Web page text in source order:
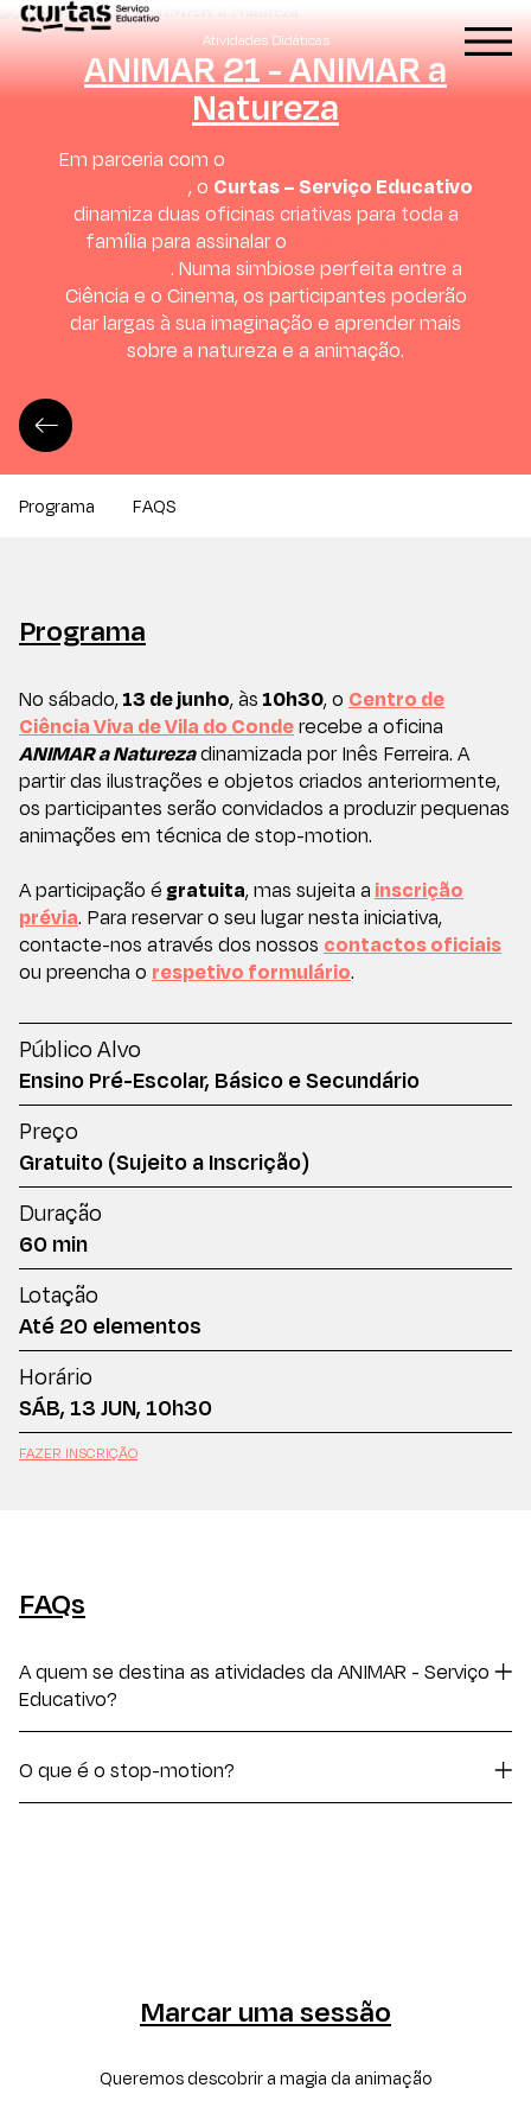
Atividades Didáticas
ANIMAR 21 - ANIMAR a
Natureza
Em parceria com o
, o Curtas – Serviço Educativo
dinamiza duas oficinas criativas para toda a
família para assinalar o
. Numa simbiose perfeita entre a
Ciência e o Cinema, os participantes poderão
dar largas à sua imaginação e aprender mais
sobre a natureza e a animação.
Programa FAQS
Programa
No sábado,13 de junho, às10h30, o Centro de
Ciência Viva de Vila do Conderecebe a oficina
ANIMAR a Naturezadinamizada por Inês Ferreira. A
partir das ilustrações e objetos criados anteriormente,
os participantes serão convidados a produzir pequenas
animações em técnica de stop-motion.
A participação é gratuita, mas sujeita a inscrição
prévia. Para reservar o seu lugar nesta iniciativa,
contacte-nos através dos nossos contactos oficiais
ou preencha o respetivo formulário.
Público Alvo
Ensino Pré-Escolar, Básico e Secundário
Preço
Gratuito (Sujeito a Inscrição)
Duração
60 min
Lotação
Até 20 elementos
Horário
SÁB, 13 JUN, 10h30
FAZER INSCRIÇÃO
FAQs
A quem se destina as atividades da ANIMAR - Serviço
Educativo?
O que é o stop-motion?
Marcar uma sessão
Queremos descobrir a magia da animação